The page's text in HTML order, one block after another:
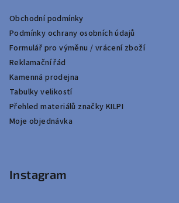
Obchodní podmínky
Podmínky ochrany osobních údajů
Formulář pro výměnu / vrácení zboží
Reklamační řád
Kamenná prodejna
Tabulky velikostí
Přehled materiálů značky KILPI
Moje objednávka
Instagram